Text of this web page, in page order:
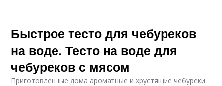
Быстрое тесто для чебуреков
на воде. Тесто на воде для
чебуреков с мясом
Приготовленные дома ароматные и хрустящие чебуреки